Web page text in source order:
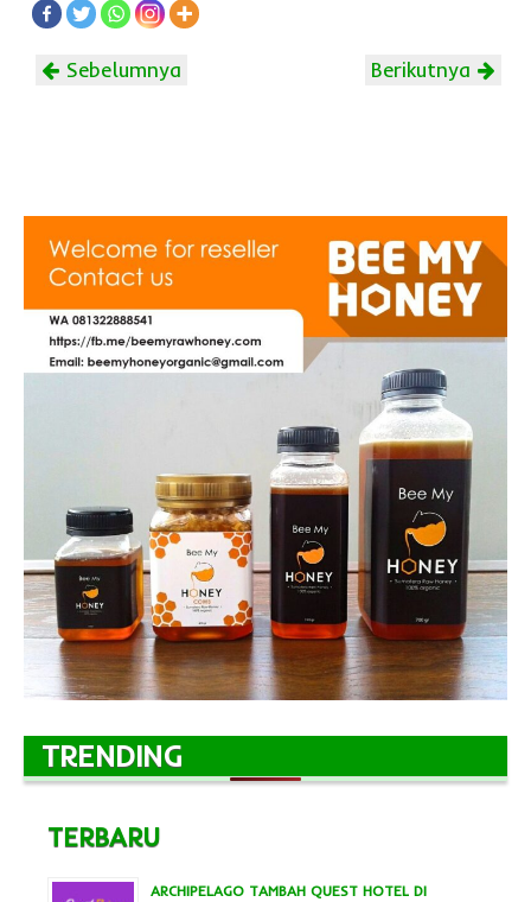
Berikutnya
Sebelumnya
TRENDING
TERBARU
ARCHIPELAGO TAMBAH QUEST HOTEL DI